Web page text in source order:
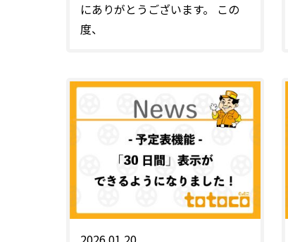
にありがとうございます。 この
度、